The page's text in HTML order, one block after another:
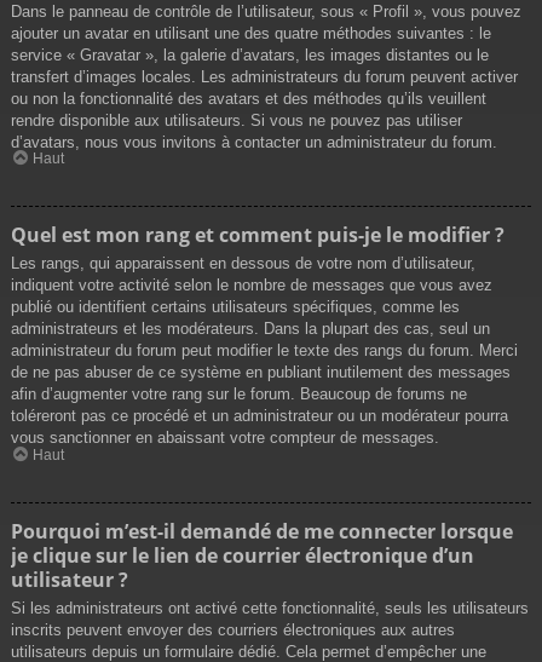
Dans le panneau de contrôle de l’utilisateur, sous « Profil », vous pouvez
ajouter un avatar en utilisant une des quatre méthodes suivantes : le
service « Gravatar », la galerie d’avatars, les images distantes ou le
transfert d’images locales. Les administrateurs du forum peuvent activer
ou non la fonctionnalité des avatars et des méthodes qu’ils veuillent
rendre disponible aux utilisateurs. Si vous ne pouvez pas utiliser
d’avatars, nous vous invitons à contacter un administrateur du forum.
Haut
Quel est mon rang et comment puis-je le modifier ?
Les rangs, qui apparaissent en dessous de votre nom d’utilisateur,
indiquent votre activité selon le nombre de messages que vous avez
publié ou identifient certains utilisateurs spécifiques, comme les
administrateurs et les modérateurs. Dans la plupart des cas, seul un
administrateur du forum peut modifier le texte des rangs du forum. Merci
de ne pas abuser de ce système en publiant inutilement des messages
afin d’augmenter votre rang sur le forum. Beaucoup de forums ne
toléreront pas ce procédé et un administrateur ou un modérateur pourra
vous sanctionner en abaissant votre compteur de messages.
Haut
Pourquoi m’est-il demandé de me connecter lorsque
je clique sur le lien de courrier électronique d’un
utilisateur ?
Si les administrateurs ont activé cette fonctionnalité, seuls les utilisateurs
inscrits peuvent envoyer des courriers électroniques aux autres
utilisateurs depuis un formulaire dédié. Cela permet d’empêcher une